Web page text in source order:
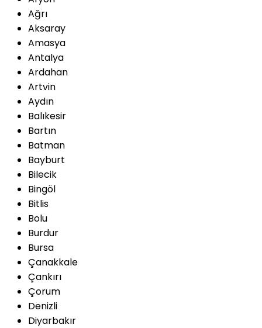
Ağrı
Aksaray
Amasya
Antalya
Ardahan
Artvin
Aydın
Balıkesir
Bartın
Batman
Bayburt
Bilecik
Bingöl
Bitlis
Bolu
Burdur
Bursa
Çanakkale
Çankırı
Çorum
Denizli
Diyarbakır